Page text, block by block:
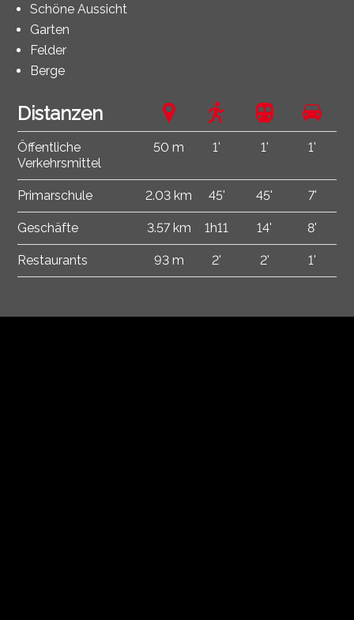
Schöne Aussicht
Garten
Felder
Berge
Distanzen
Öffentliche
Verkehrsmittel
50 m 1' 1' 1'
Primarschule 2.03 km 45' 45' 7'
Geschäfte 3.57 km 1h11 14' 8'
Restaurants 93 m 2' 2' 1'